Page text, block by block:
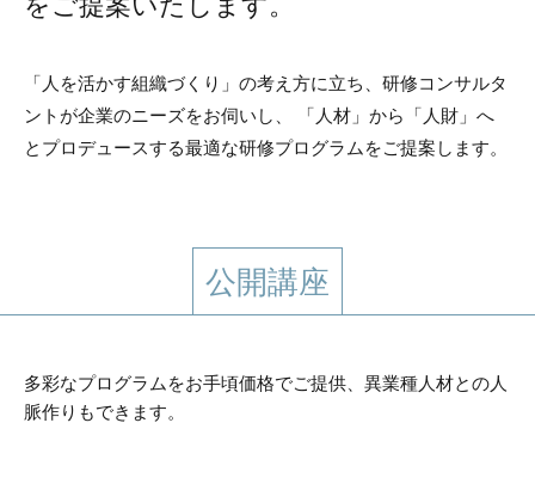
「人を活かす組織づくり」の考え方に立ち、研修コンサルタ
ントが企業のニーズをお伺いし、
「人材」から「人財」へ
とプロデュースする最適な研修プログラムをご提案します。
公開講座
多彩なプログラムをお手頃価格でご提供、異業種人材との人
脈作りもできます。